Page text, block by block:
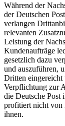
Während der
der Deutschen
verlangen
relevanten
Leistung der
Kundenaufträge
gesetzlich dazu
und auszuführen,
Dritten eingereicht
Verpflichtung zur
die Deutsche Post
profitiert nicht von
ihnen.